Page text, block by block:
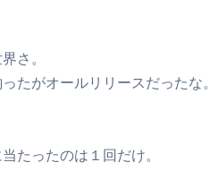
さ。
ったがオールリリースだったな。
たったのは１回だけ。